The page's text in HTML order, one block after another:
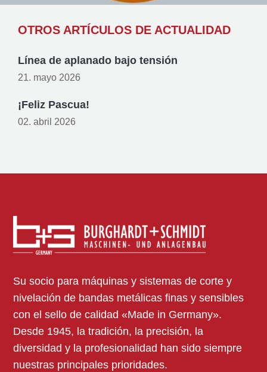
OTROS ARTÍCULOS DE ACTUALIDAD
Línea de aplanado bajo tensión
21. mayo 2026
¡Feliz Pascua!
02. abril 2026
Su socio para máquinas y sistemas de corte y
nivelación de bandas metálicas finas y sensibles
con el sello de calidad «Made in Germany».
Desde 1945, la tradición, la precisión, la
diversidad y la profesionalidad han sido siempre
nuestras principales prioridades.